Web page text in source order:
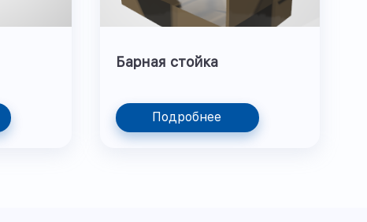
Барная стойка
Подробнее